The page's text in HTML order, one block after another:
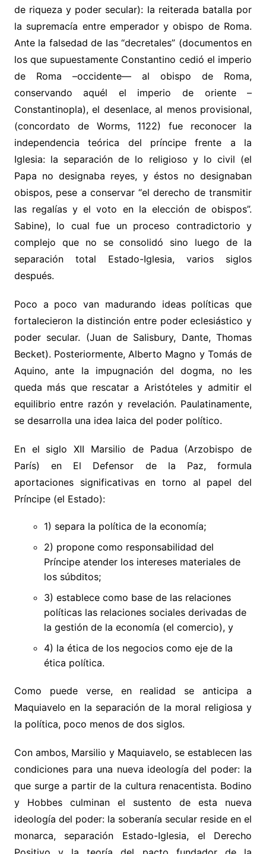
de riqueza y poder secular): la reiterada batalla por
la supremacía entre emperador y obispo de Roma.
Ante la falsedad de las “decretales” (documentos en
los que supuestamente Constantino cedió el imperio
de Roma –occidente— al obispo de Roma,
conservando aquél el imperio de oriente –
Constantinopla), el desenlace, al menos provisional,
(concordato de Worms, 1122) fue reconocer la
independencia teórica del príncipe frente a la
Iglesia: la separación de lo religioso y lo civil (el
Papa no designaba reyes, y éstos no designaban
obispos, pese a conservar “el derecho de transmitir
las regalías y el voto en la elección de obispos”.
Sabine), lo cual fue un proceso contradictorio y
complejo que no se consolidó sino luego de la
separación total Estado-Iglesia, varios siglos
después.
Poco a poco van madurando ideas políticas que
fortalecieron la distinción entre poder eclesiástico y
poder secular. (Juan de Salisbury, Dante, Thomas
Becket). Posteriormente, Alberto Magno y Tomás de
Aquino, ante la impugnación del dogma, no les
queda más que rescatar a Aristóteles y admitir el
equilibrio entre razón y revelación. Paulatinamente,
se desarrolla una idea laica del poder político.
En el siglo XII Marsilio de Padua (Arzobispo de
París) en El Defensor de la Paz, formula
aportaciones significativas en torno al papel del
Príncipe (el Estado):
1) separa la política de la economía;
2) propone como responsabilidad del
Príncipe atender los intereses materiales de
los súbditos;
3) establece como base de las relaciones
políticas las relaciones sociales derivadas de
la gestión de la economía (el comercio), y
4) la ética de los negocios como eje de la
ética política.
Como puede verse, en realidad se anticipa a
Maquiavelo en la separación de la moral religiosa y
la política, poco menos de dos siglos.
Con ambos, Marsilio y Maquiavelo, se establecen las
condiciones para una nueva ideología del poder: la
que surge a partir de la cultura renacentista. Bodino
y Hobbes culminan el sustento de esta nueva
ideología del poder: la soberanía secular reside en el
monarca, separación Estado-Iglesia, el Derecho